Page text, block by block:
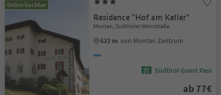
Online buchbar
Residence "Hof am Keller"
Montan, Südtiroler Weinstraße
622 m von Montan Zentrum
Südtirol Guest Pass
ab 77€